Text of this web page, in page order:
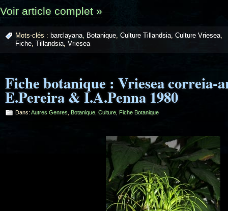
Voir article complet »
Mots-clés : barclayana, Botanique, Culture Tillandsia, Culture Vriesea,
Fiche, Tillandsia, Vriesea
Fiche botanique : Vriesea correia-
E.Pereira & I.A.Penna 1980
Dans: Autres Genres Botanique Culture Fiche Botanique